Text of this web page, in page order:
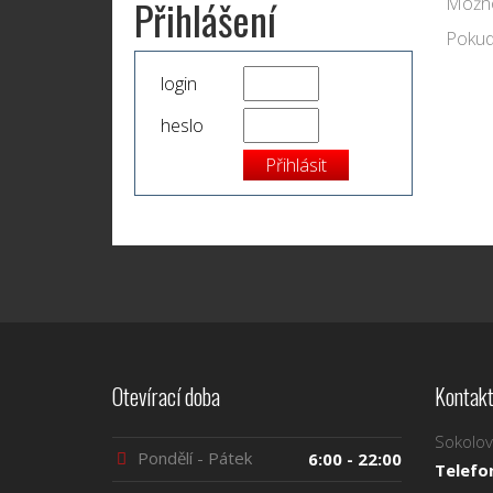
Přihlášení
login
heslo
Otevírací doba
Pondělí - Pátek
6:00 - 22:00